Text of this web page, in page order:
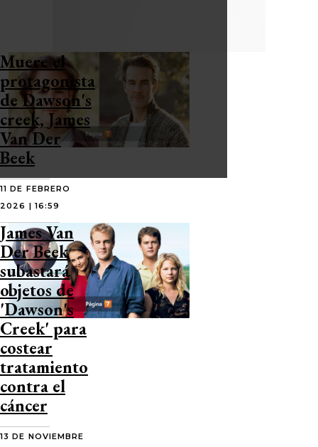
Muere el
protagonista
de Dawson's
creek, James
Van Der
Beek
11 DE FEBRERO
2026 | 16:59
James Van
Der Beek
subastará
objetos de
'Dawson's
Creek' para
costear
tratamiento
contra el
cáncer
13 DE NOVIEMBRE